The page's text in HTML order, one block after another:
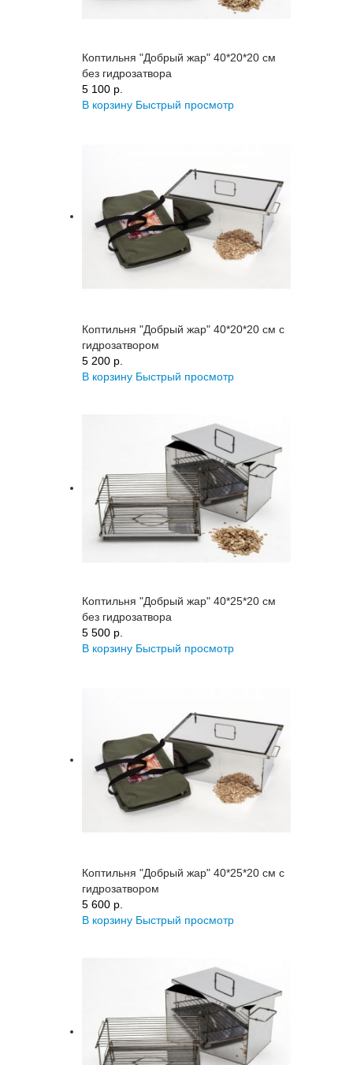
Коптильня "Добрый жар" 40*20*20 см
без гидрозатвора
5 100 p.
В корзину Быстрый просмотр
Коптильня "Добрый жар" 40*20*20 см с
гидрозатвором
5 200 p.
В корзину Быстрый просмотр
Коптильня "Добрый жар" 40*25*20 см
без гидрозатвора
5 500 p.
В корзину Быстрый просмотр
Коптильня "Добрый жар" 40*25*20 см с
гидрозатвором
5 600 p.
В корзину Быстрый просмотр